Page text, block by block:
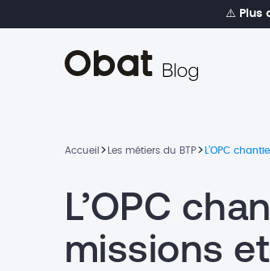
⚠️ Plus
Accueil > Les métiers du BTP> L’OPC
L’OPC
missions